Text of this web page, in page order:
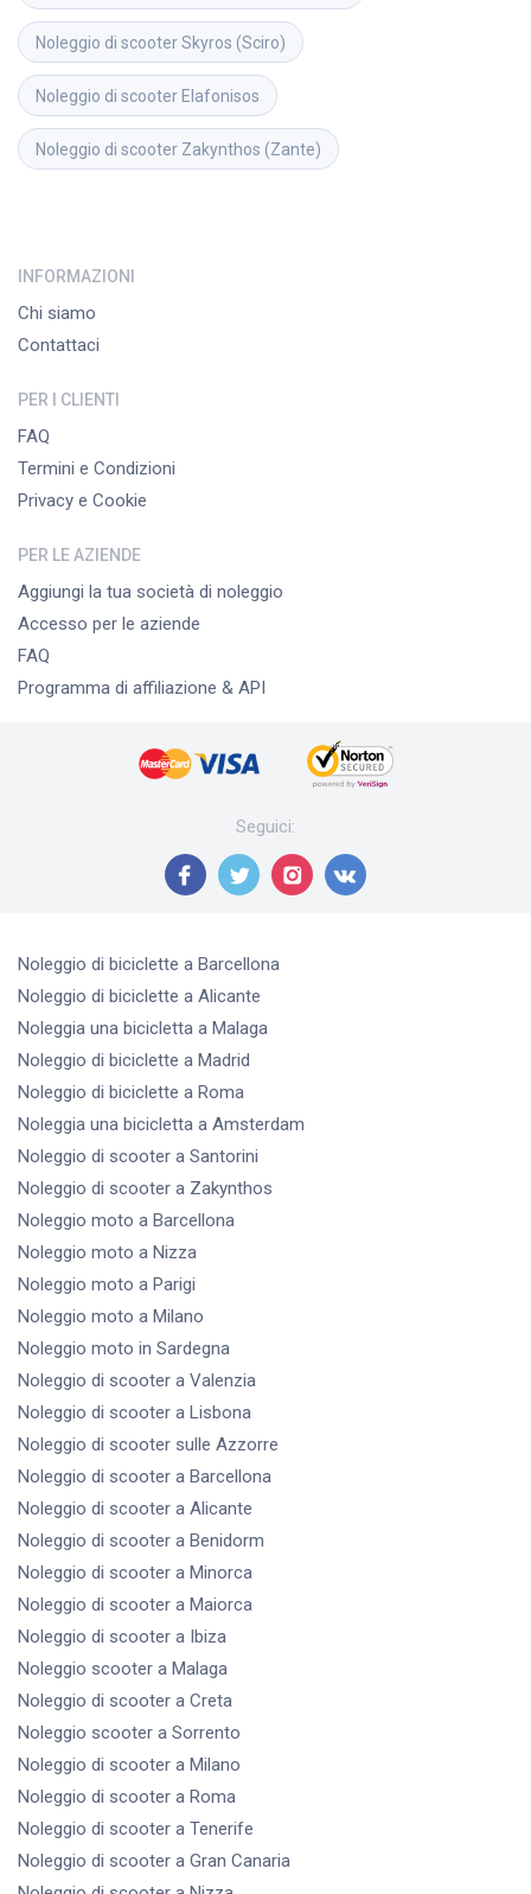
Noleggio di scooterSkyros (Sciro)
Noleggio di scooter Elafonisos
Noleggio di scooter Zakynthos (Zante)
INFORMAZIONI
Chi siamo
Contattaci
PER I CLIENTI
FAQ
Termini e Condizioni
Privacy e Cookie
PER LE AZIENDE
Aggiungi la tua società di noleggio
Accesso per le aziende
FAQ
Programma di affiliazione & API
Seguici:
Noleggio di biciclette a Barcellona
Noleggio di biciclette a Alicante
Noleggia una bicicletta a Malaga
Noleggio di biciclette a Madrid
Noleggio di biciclette a Roma
Noleggia una bicicletta a Amsterdam
Noleggio di scooter a Santorini
Noleggio di scooter a Zakynthos
Noleggio moto a Barcellona
Noleggio moto a Nizza
Noleggio moto a Parigi
Noleggio moto a Milano
Noleggio moto in Sardegna
Noleggio di scooter a Valenzia
Noleggio di scooter a Lisbona
Noleggio di scooter sulle Azzorre
Noleggio di scooter a Barcellona
Noleggio di scooter a Alicante
Noleggio di scooter a Benidorm
Noleggio di scooter a Minorca
Noleggio di scooter a Maiorca
Noleggio di scooter a Ibiza
Noleggio scooter a Malaga
Noleggio di scooter a Creta
Noleggio scooter a Sorrento
Noleggio di scooter a Milano
Noleggio di scooter a Roma
Noleggio di scooter a Tenerife
Noleggio di scooter a Gran Canaria